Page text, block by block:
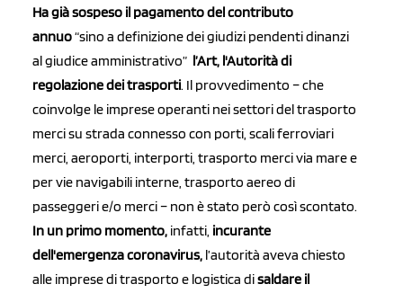
Ha già sospeso il pagamento del contributo
annuo“sino a definizione dei giudizi pendenti dinanzi
al giudice amministrativo” l’Art, l'Autorità di
regolazione dei trasporti. Il provvedimento – che
coinvolge le imprese operanti nei settori del trasporto
merci su strada connesso con porti, scali ferroviari
merci, aeroporti, interporti, trasporto merci via mare e
per vie navigabili interne, trasporto aereo di
passeggeri e/o merci – non è stato però così scontato.
In un primo momento, infatti, incurante
dell'emergenza coronavirus, l’autorità aveva chiesto
alle imprese di trasporto e logistica disaldare il